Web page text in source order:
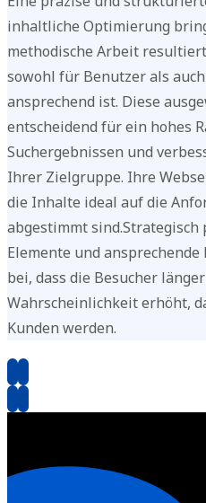
inhaltliche Optimierung
methodische Arbeit
sowohl für Benutzer als
ansprechend ist. Diese
entscheidend für ein hohes
Suchergebnissen und
Ihrer Zielgruppe. Ihre
die Inhalte ideal auf die
abgestimmt
Elemente und
bei, dass die Besucher
Wahrscheinlichkeit erhöht,
Kunden werden.